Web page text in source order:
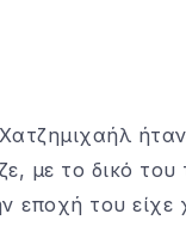
με το δικό
εποχή του είχε